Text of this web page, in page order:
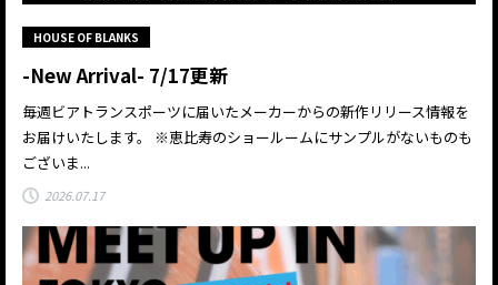
HOUSE OF BLANKS
-New Arrival- 7/17更新
毎週ビアトランスポーツに届いたメーカーからの新作リリース情報を
お届けいたします。 ※恵比寿のショールームにサンプルがないものも
ございま...
2026.07.17